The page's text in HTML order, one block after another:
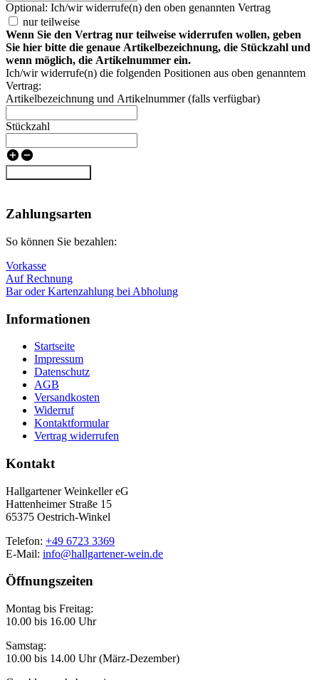
Optional: Ich/wir widerrufe(n) den oben genannten Vertrag
nur teilweise
Wenn Sie den Vertrag nur teilweise widerrufen wollen, geben
Sie hier bitte die genaue Artikelbezeichnung, die Stückzahl und
wenn möglich, die Artikelnummer ein.
Ich/wir widerrufe(n) die folgenden Positionen aus oben genanntem
Vertrag:
Artikelbezeichnung und Artikelnummer (falls verfügbar)
Stückzahl
oben
Zahlungsarten
So können Sie bezahlen:
Vorkasse
Auf Rechnung
Bar oder Kartenzahlung bei Abholung
Informationen
Startseite
Impressum
Datenschutz
AGB
Versandkosten
Widerruf
Kontaktformular
Vertrag widerrufen
Kontakt
Hallgartener Weinkeller eG
Hattenheimer Straße 15
65375 Oestrich-Winkel
Telefon: +49 6723 3369
E-Mail: info@hallgartener-wein.de
Öffnungszeiten
Montag bis Freitag:
10.00 bis 16.00 Uhr
Samstag:
10.00 bis 14.00 Uhr (März-Dezember)